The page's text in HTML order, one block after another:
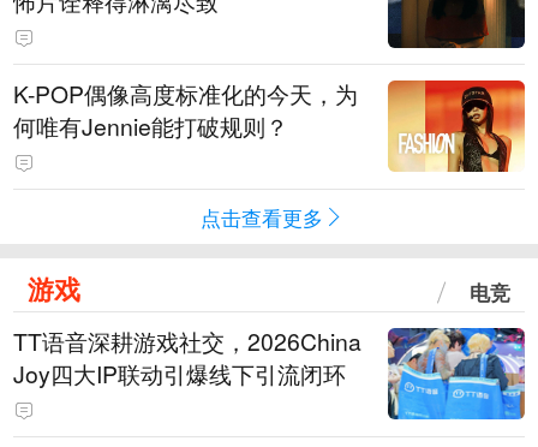
K-POP偶像高度标准化的今天，为
何唯有Jennie能打破规则？
点击查看更多
游戏 电竞
TT语音深耕游戏社交，2026China
Joy四大IP联动引爆线下引流闭环